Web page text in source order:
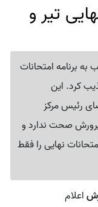
تیر و
برنامه امتحانات
کرد. این
رئیس مرکز
صحت ندارد و
نهایی را فقط
اعلام